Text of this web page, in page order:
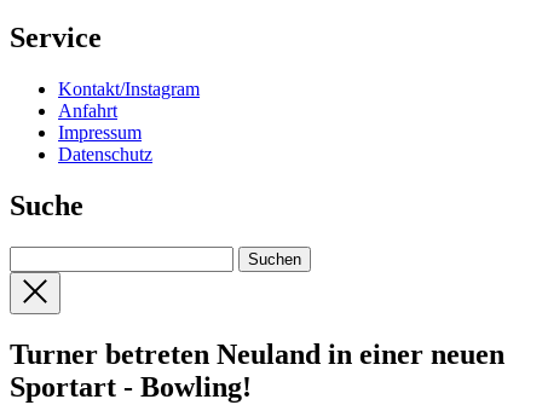
Service
Kontakt/Instagram
Anfahrt
Impressum
Datenschutz
Suche
Turner betreten Neuland in einer neuen
Sportart - Bowling!